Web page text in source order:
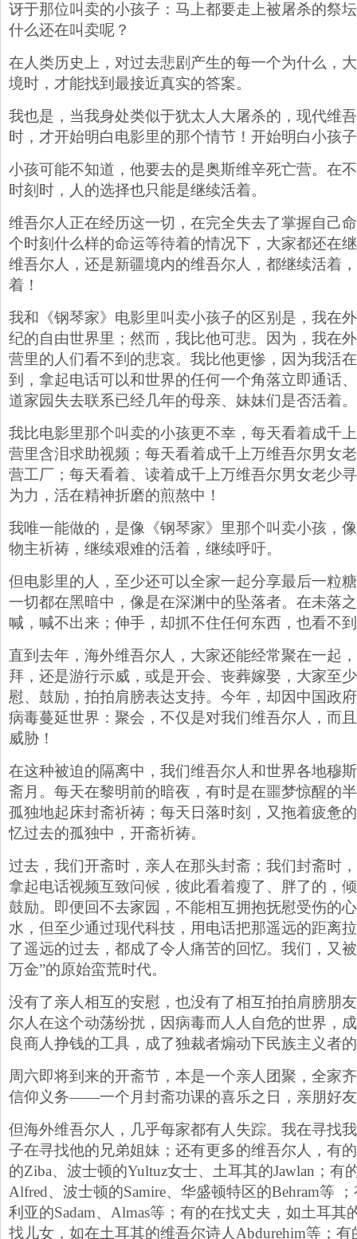
讶于那位叫卖的小孩子：马上都要走上被屠杀的祭
什么还在叫卖呢？
在人类历史上，对过去悲剧产生的每一个为什么，
境时，才能找到最接近真实的答案。
我也是，当我身处类似于犹太人大屠杀的，现代维
时，才开始明白电影里的那个情节！开始明白小孩
小孩可能不知道，他要去的是奥斯维辛死亡营。在
时刻时，人的选择也只能是继续活着。
维吾尔人正在经历这一切，在完全失去了掌握自己
个时刻什么样的命运等待着的情况下，大家都还在
维吾尔人，还是新疆境内的维吾尔人，都继续活着
着！
我和《钢琴家》电影里叫卖小孩子的区别是，我在
纪的自由世界里；然而，我比他可悲。因为，我在
营里的人们看不到的悲哀。我比他更惨，因为我活
到，拿起电话可以和世界的任何一个角落立即通话
道家园失去联系已经几年的母亲、妹妹们是否活着。
我比电影里那个叫卖的小孩更不幸，每天看着成千
营里含泪求助视频；每天看着成千上万维吾尔男女
营工厂；每天看着、读着成千上万维吾尔男女老少
为力，活在精神折磨的煎熬中！
我唯一能做的，是像《钢琴家》里那个叫卖小孩，
物主祈祷，继续艰难的活着，继续呼吁。
但电影里的人，至少还可以全家一起分享最后一粒
一切都在黑暗中，像是在深渊中的坠落者。在未落
喊，喊不出来；伸手，却抓不住任何东西，也看不
直到去年，海外维吾尔人，大家还能经常聚在一起
拜，还是游行示威，或是开会、丧葬嫁娶，大家至
慰、鼓励，拍拍肩膀表达支持。今年，却因中国政
病毒蔓延世界：聚会，不仅是对我们维吾尔人，而
威胁！
在这种被迫的隔离中，我们维吾尔人和世界各地穆
斋月。每天在黎明前的暗夜，有时是在噩梦惊醒的
孤独地起床封斋祈祷；每天日落时刻，又拖着疲惫
忆过去的孤独中，开斋祈祷。
过去，我们开斋时，亲人在那头封斋；我们封斋时
拿起电话视频互致问候，彼此看着瘦了、胖了的，
鼓励。即便回不去家园，不能相互拥抱抚慰受伤的
水，但至少通过现代科技，用电话把那遥远的距离
了遥远的过去，都成了令人痛苦的回忆。我们，又
万金”的原始蛮荒时代。
没有了亲人相互的安慰，也没有了相互拍拍肩膀朋
尔人在这个动荡纷扰，因病毒而人人自危的世界，
良商人挣钱的工具，成了独裁者煽动下民族主义者
周六即将到来的开斋节，本是一个亲人团聚，全家
信仰义务——一个月封斋功课的喜乐之日，亲朋好
但海外维吾尔人，几乎每家都有人失踪。我在寻找
子在寻找他的兄弟姐妹；还有更多的维吾尔人，有
的Ziba、波士顿的Yultuz女士、土耳其的Jawlan；有
Alfred、波士顿的Samire、华盛顿特区的Behram等
利亚的Sadam、Almas等；有的在找丈夫，如土耳其
找儿女，如在土耳其的维吾尔诗人Abdurehim等；